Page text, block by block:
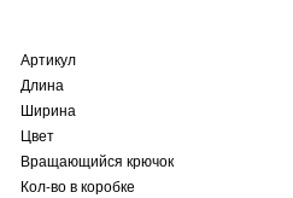
Артикул
Длина
Ширина
Цвет
Вращающийся крючок
Кол-во в коробке